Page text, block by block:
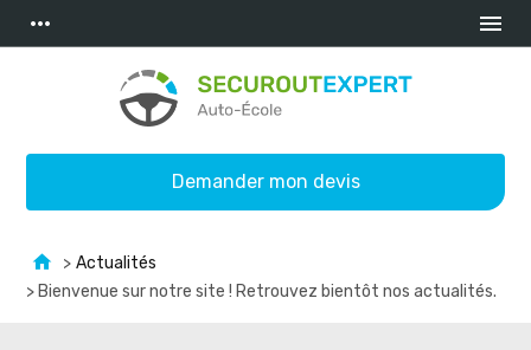
more_horiz menu
Demander mon devis
> Actualités
> Bienvenue sur notre site ! Retrouvez bientôt nos actualités.